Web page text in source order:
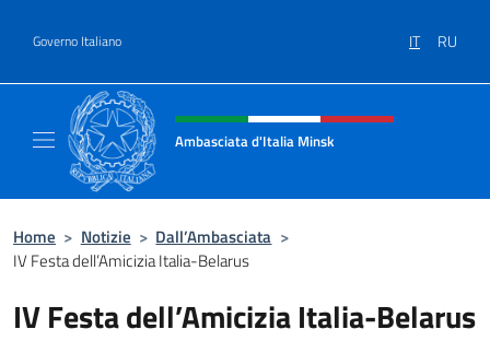
Governo Italiano IT RU
Intestazione sito, social e menù
Ambasciata d'Italia Minsk
Home > Notizie > Dall’Ambasciata >
IV Festa dell’Amicizia Italia-Belarus
IV Festa dell’Amicizia Italia-Belarus